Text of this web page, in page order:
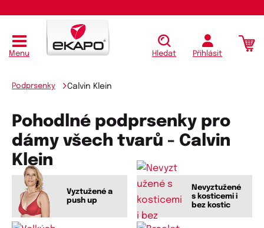
Menu Hledat Přihlásit
Podprsenky Calvin Klein
Pohodlné podprsenky pro
dámy všech tvarů - Calvin
Klein
Vyztužené a
push up
Nevyztužené
s kosticemi i
bez kostic